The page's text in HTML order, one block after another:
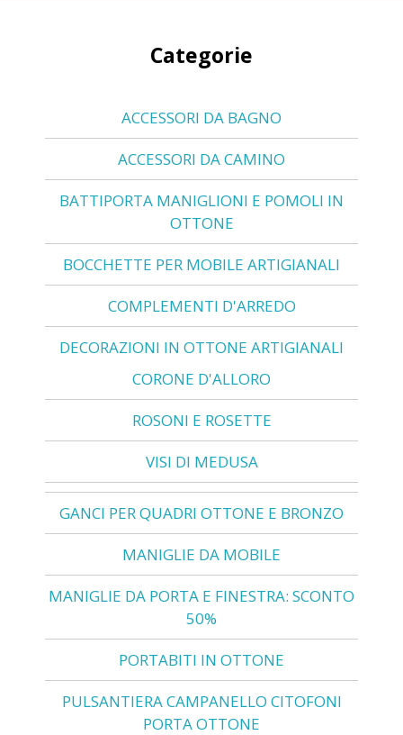
Categorie
ACCESSORI DA BAGNO
ACCESSORI DA CAMINO
BATTIPORTA MANIGLIONI E POMOLI IN
OTTONE
BOCCHETTE PER MOBILE ARTIGIANALI
COMPLEMENTI D'ARREDO
DECORAZIONI IN OTTONE ARTIGIANALI
CORONE D'ALLORO
ROSONI E ROSETTE
VISI DI MEDUSA
GANCI PER QUADRI OTTONE E BRONZO
MANIGLIE DA MOBILE
MANIGLIE DA PORTA E FINESTRA: SCONTO
50%
PORTABITI IN OTTONE
PULSANTIERA CAMPANELLO CITOFONI
PORTA OTTONE